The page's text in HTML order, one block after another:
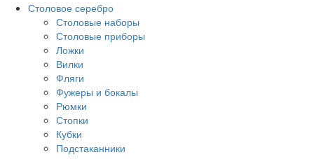
Столовое серебро
Столовые наборы
Столовые приборы
Ложки
Вилки
Фляги
Фужеры и бокалы
Рюмки
Стопки
Кубки
Подстаканники